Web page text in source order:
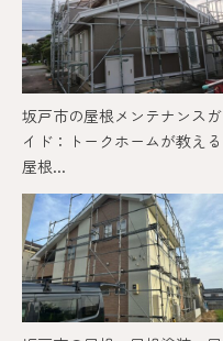
坂戸市の屋根メンテナンスガ
イド：トークホームが教える
屋根...